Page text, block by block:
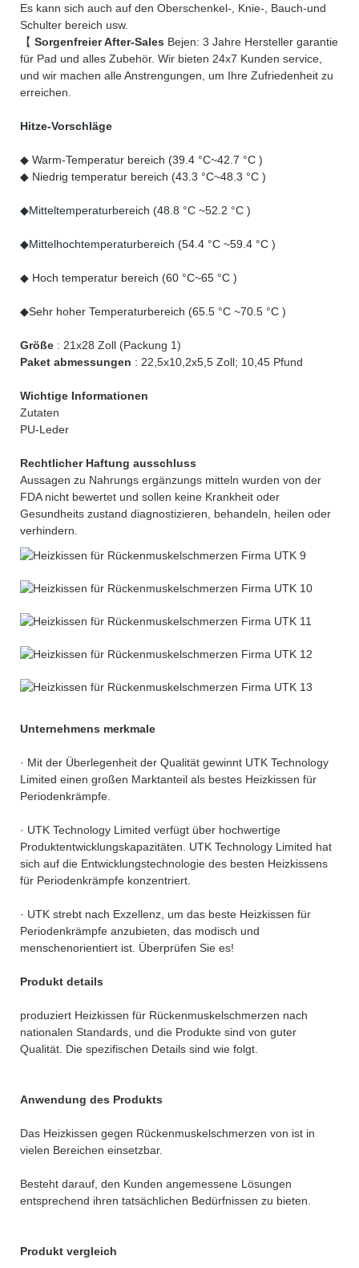
Es kann sich auch auf den Oberschenkel-, Knie-, Bauch-und
Schulter bereich usw.
【 Sorgenfreier After-Sales Bejen: 3 Jahre Hersteller garantie
für Pad und alles Zubehör. Wir bieten 24x7 Kunden service,
und wir machen alle Anstrengungen, um Ihre Zufriedenheit zu
erreichen.
Hitze-Vorschläge
◆ Warm-Temperatur bereich (39.4 °C~42.7 °C )
◆ Niedrig temperatur bereich (43.3 °C~48.3 °C )
◆Mitteltemperaturbereich (48.8 °C ~52.2 °C )
◆Mittelhochtemperaturbereich (54.4 °C ~59.4 °C )
◆ Hoch temperatur bereich (60 °C~65 °C )
◆Sehr hoher Temperaturbereich (65.5 °C ~70.5 °C )
Größe : 21x28 Zoll (Packung 1)
Paket abmessungen : 22,5x10,2x5,5 Zoll; 10,45 Pfund
Wichtige Informationen
Zutaten
PU-Leder
Rechtlicher Haftung ausschluss
Aussagen zu Nahrungs ergänzungs mitteln wurden von der
FDA nicht bewertet und sollen keine Krankheit oder
Gesundheits zustand diagnostizieren, behandeln, heilen oder
verhindern.
Unternehmens merkmale
· Mit der Überlegenheit der Qualität gewinnt UTK Technology
Limited einen großen Marktanteil als bestes Heizkissen für
Periodenkrämpfe.
· UTK Technology Limited verfügt über hochwertige
Produktentwicklungskapazitäten. UTK Technology Limited hat
sich auf die Entwicklungstechnologie des besten Heizkissens
für Periodenkrämpfe konzentriert.
· UTK strebt nach Exzellenz, um das beste Heizkissen für
Periodenkrämpfe anzubieten, das modisch und
menschenorientiert ist. Überprüfen Sie es!
Produkt details
produziert Heizkissen für Rückenmuskelschmerzen nach
nationalen Standards, und die Produkte sind von guter
Qualität. Die spezifischen Details sind wie folgt.
Anwendung des Produkts
Das Heizkissen gegen Rückenmuskelschmerzen von ist in
vielen Bereichen einsetzbar.
Besteht darauf, den Kunden angemessene Lösungen
entsprechend ihren tatsächlichen Bedürfnissen zu bieten.
Produkt vergleich